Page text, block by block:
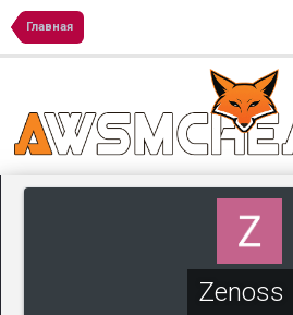
Главная
Zenoss